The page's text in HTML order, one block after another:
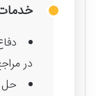
در
حل